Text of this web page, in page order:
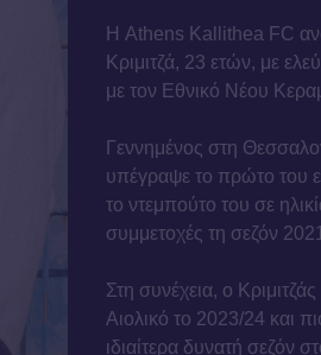
Η Athens Kallithea FC
Κριμιτζά, 23 ετών, με
με τον Εθνικό Νέου
Γεννημένος στη
υπέγραψε το πρώτο του
το ντεμπούτο του σε
συμμετοχές τη σεζόν
Στη συνέχεια, ο
Αιολικό το 2023/24 και
ιδιαίτερα δυνατή σεζόν